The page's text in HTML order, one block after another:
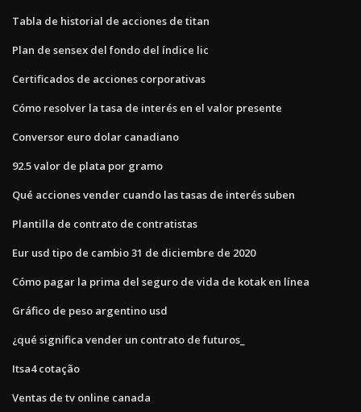
Tabla de historial de acciones de titan
Plan de sensex del fondo del índice lic
Certificados de acciones corporativas
Cómo resolver la tasa de interés en el valor presente
Conversor euro dolar canadiano
92.5 valor de plata por gramo
Qué acciones vender cuando las tasas de interés suben
Plantilla de contrato de contratistas
Eur usd tipo de cambio 31 de diciembre de 2020
Cómo pagar la prima del seguro de vida de kotak en línea
Gráfico de peso argentino usd
¿qué significa vender un contrato de futuros_
Itsa4 cotação
Ventas de tv online canada